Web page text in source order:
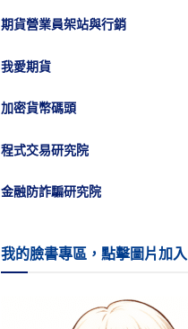
期貨營業員架站與行銷
我愛期貨
加密貨幣碼頭
程式交易研究院
金融防詐騙研究院
我的臉書專區，點擊圖片加入